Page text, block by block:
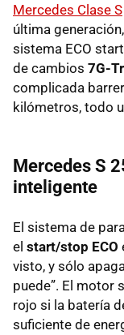
Mercedes Clase S
última
sistema ECO
de cambios 7G-
complicada
kilómetros, todo
Mercedes S
inteligente
El sistema de
el start/stop ECO
visto, y sólo
puede”. El motor
rojo si la batería
suficiente de